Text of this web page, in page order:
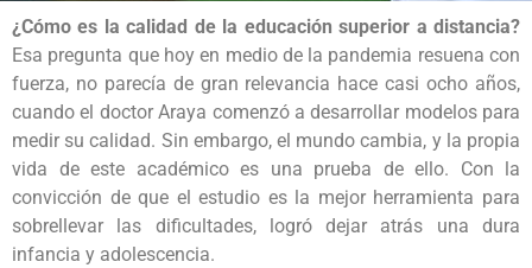
¿Cómo es la calidad de la educación superior a distancia?
Esa pregunta que hoy en medio de la pandemia resuena con
fuerza, no parecía de gran relevancia hace casi ocho años,
cuando el doctor Araya comenzó a desarrollar modelos para
medir su calidad. Sin embargo, el mundo cambia, y la propia
vida de este académico es una prueba de ello. Con la
convicción de que el estudio es la mejor herramienta para
sobrellevar las dificultades, logró dejar atrás una dura
infancia y adolescencia.